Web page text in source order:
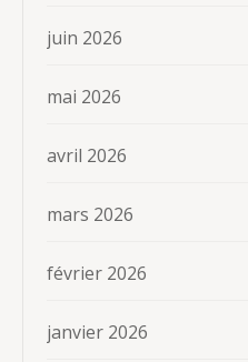
juin 2026
mai 2026
avril 2026
mars 2026
février 2026
janvier 2026